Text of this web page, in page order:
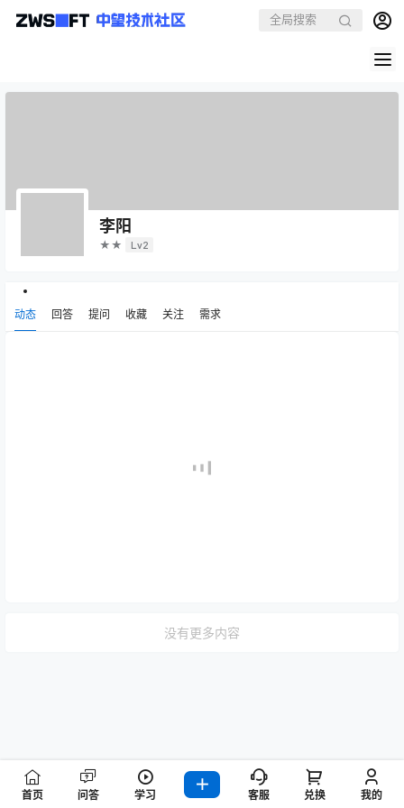
李阳
★★ Lv2
动态 回答 提问 收藏 关注 需求
没有更多内容
首页 问答 学习 客服 兑换 我的